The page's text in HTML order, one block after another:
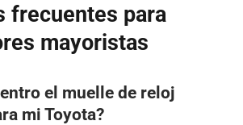
frecuentes para
mayoristas
el muelle de reloj
mi Toyota?